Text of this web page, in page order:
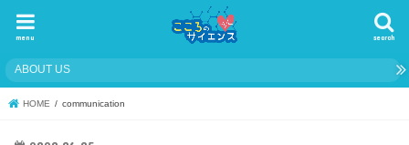
search
menu
ABOUT US
HOME communication